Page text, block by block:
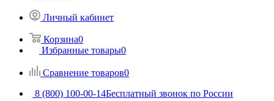
Личный кабинет
Корзина0
Избранные товары0
Сравнение товаров0
8 (800) 100-00-14Бесплатный звонок по России